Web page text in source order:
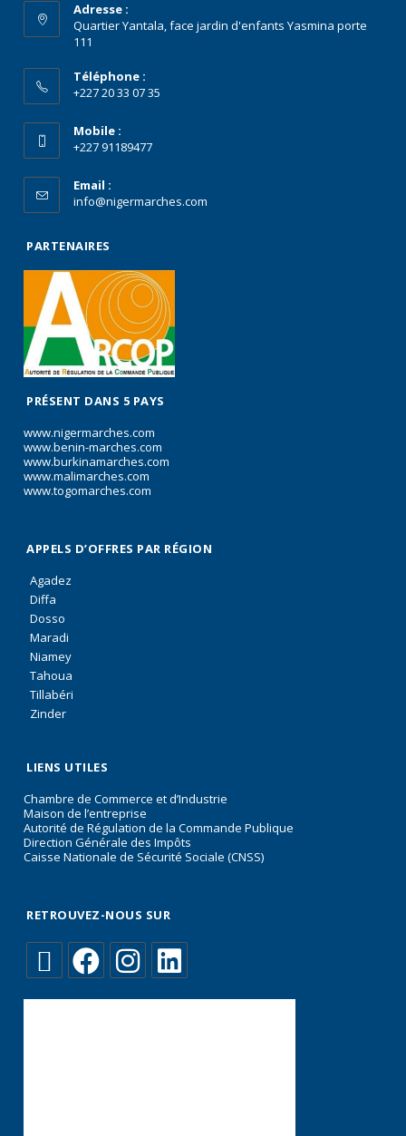
Adresse :
Quartier Yantala, face jardin d'enfants Yasmina porte
111
Téléphone :
+227 20 33 07 35
Mobile :
+227 91189477
Email :
info@nigermarches.com
PARTENAIRES
PRÉSENT DANS 5 PAYS
www.nigermarches.com
www.benin-marches.com
www.burkinamarches.com
www.malimarches.com
www.togomarches.com
APPELS D’OFFRES PAR RÉGION
Agadez
Diffa
Dosso
Maradi
Niamey
Tahoua
Tillabéri
Zinder
LIENS UTILES
Chambre de Commerce et d’Industrie
Maison de l’entreprise
Autorité de Régulation de la Commande Publique
Direction Générale des Impôts
Caisse Nationale de Sécurité Sociale (CNSS)
RETROUVEZ-NOUS SUR